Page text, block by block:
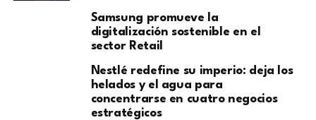
Samsung promueve la
digitalización sostenible en el
sector Retail
Nestlé redefine su imperio: deja los
helados y el agua para
concentrarse en cuatro negocios
estratégicos